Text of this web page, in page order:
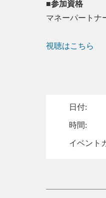
■参加資格
マネーパートナ
視聴はこちら
日付:
時間:
イベント